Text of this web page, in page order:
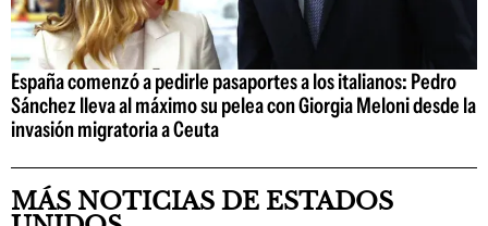
España comenzó a pedirle pasaportes a los italianos: Pedro
Sánchez lleva al máximo su pelea con Giorgia Meloni desde la
invasión migratoria a Ceuta
MÁS NOTICIAS DE ESTADOS